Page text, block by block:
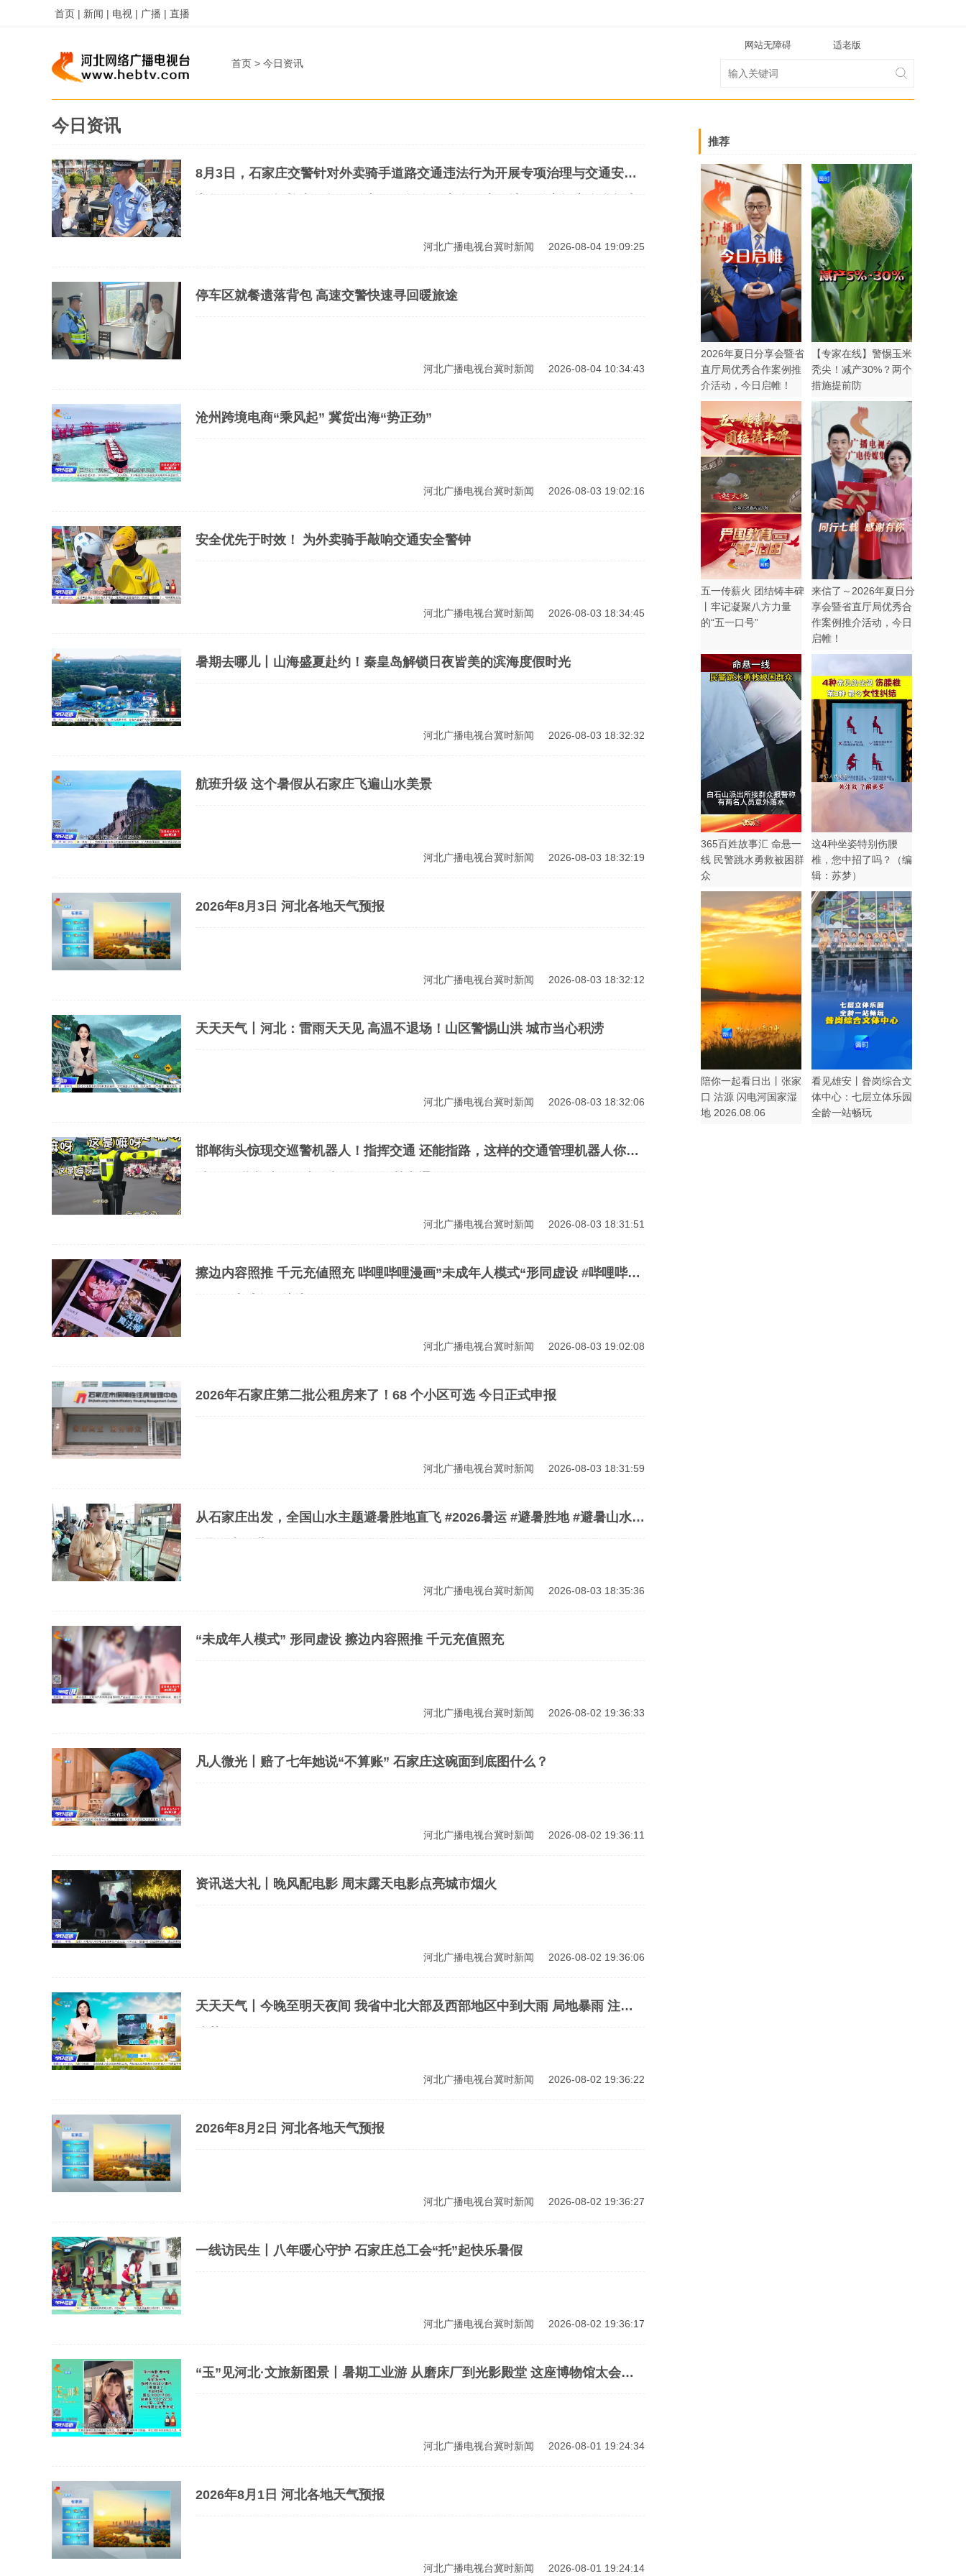
首页 | 新闻 | 电视 | 广播 | 直播
首页 > 今日资讯
网站无障碍 适老版
今日资讯
8月3日，石家庄交警针对外卖骑手道路交通违法行为开展专项治理与交通安全
河北广播电视台冀时新闻 2026-08-04 19:09:25
停车区就餐遗落背包 高速交警快速寻回暖旅途
河北广播电视台冀时新闻 2026-08-04 10:34:43
沧州跨境电商“乘风起” 冀货出海“势正劲”
河北广播电视台冀时新闻 2026-08-03 19:02:16
安全优先于时效！ 为外卖骑手敲响交通安全警钟
河北广播电视台冀时新闻 2026-08-03 18:34:45
暑期去哪儿丨山海盛夏赴约！秦皇岛解锁日夜皆美的滨海度假时光
河北广播电视台冀时新闻 2026-08-03 18:32:32
航班升级 这个暑假从石家庄飞遍山水美景
河北广播电视台冀时新闻 2026-08-03 18:32:19
2026年8月3日 河北各地天气预报
河北广播电视台冀时新闻 2026-08-03 18:32:12
天天天气丨河北：雷雨天天见 高温不退场！山区警惕山洪 城市当心积涝
河北广播电视台冀时新闻 2026-08-03 18:32:06
邯郸街头惊现交巡警机器人！指挥交通 还能指路，这样的交通管理机器人你见
河北广播电视台冀时新闻 2026-08-03 18:31:51
擦边内容照推 千元充値照充 哔哩哔哩漫画”未成年人模式“形同虚设 #哔哩哔哩
河北广播电视台冀时新闻 2026-08-03 19:02:08
2026年石家庄第二批公租房来了！68 个小区可选 今日正式申报
河北广播电视台冀时新闻 2026-08-03 18:31:59
从石家庄出发，全国山水主题避暑胜地直飞 #2026暑运 #避暑胜地 #避暑山水游
河北广播电视台冀时新闻 2026-08-03 18:35:36
“未成年人模式” 形同虚设 擦边内容照推 千元充值照充
河北广播电视台冀时新闻 2026-08-02 19:36:33
凡人微光丨赔了七年她说“不算账” 石家庄这碗面到底图什么？
河北广播电视台冀时新闻 2026-08-02 19:36:11
资讯送大礼丨晚风配电影 周末露天电影点亮城市烟火
河北广播电视台冀时新闻 2026-08-02 19:36:06
天天天气丨今晚至明天夜间 我省中北大部及西部地区中到大雨 局地暴雨 注意
河北广播电视台冀时新闻 2026-08-02 19:36:22
2026年8月2日 河北各地天气预报
河北广播电视台冀时新闻 2026-08-02 19:36:27
一线访民生丨八年暖心守护 石家庄总工会“托”起快乐暑假
河北广播电视台冀时新闻 2026-08-02 19:36:17
“玉”见河北·文旅新图景丨暑期工业游 从磨床厂到光影殿堂 这座博物馆太会藏
河北广播电视台冀时新闻 2026-08-01 19:24:34
2026年8月1日 河北各地天气预报
河北广播电视台冀时新闻 2026-08-01 19:24:14
推荐
2026年夏日分享会暨省
直厅局优秀合作案例推
介活动，今日启帷！
【专家在线】警惕玉米
秃尖！减产30%？两个
措施提前防
五一传薪火 团结铸丰碑
丨牢记凝聚八方力量
的“五一口号”
来信了～2026年夏日分
享会暨省直厅局优秀合
作案例推介活动，今日
启帷！
365百姓故事汇 命悬一
线 民警跳水勇救被困群
众
这4种坐姿特别伤腰
椎，您中招了吗？（编
辑：苏梦）
陪你一起看日出丨张家
口 沽源 闪电河国家湿
地 2026.08.06
看见雄安丨昝岗综合文
体中心：七层立体乐园
全龄一站畅玩